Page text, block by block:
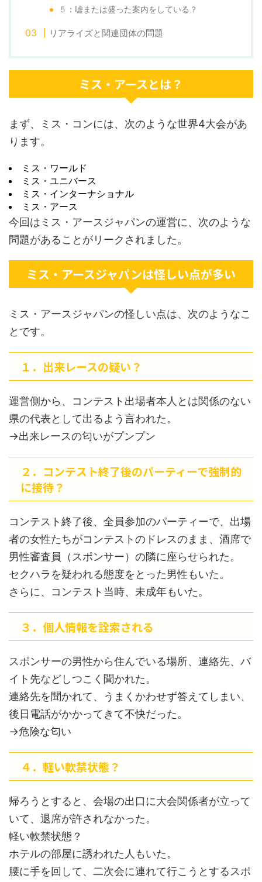
５：嘘または盛った案内をしている？
リアライズと関連団体の問題
ミス・アースとは？
まず、ミス・コンには、次のような世界4大会があ
ります。
ミス・ワールド
ミス・ユニバース
ミス・インターナショナル
ミス・アース
今回はミス・アースジャパンの運営に、次のような
問題があることがリークされました。
ミス・アースジャパンは怪しい点が多い
ミス・アースジャパンの怪しい点は、次のようなこ
とです。
１．出来レースの疑い？
運営側から、コンテスト出場者本人とは関係のない
県の代表として出るよう言われた。
→出来レースの匂いがプンプン
２．コンテスト終了後のパーティーで強制的
に接待？
コンテスト終了後、全員参加のパーティーで、出場
者の女性たちがコンテストのドレスのまま、酒席で
男性審査員（スポンサー）の隣に座らせられた。
セクハラを疑われる態度をとった男性もいた。
さらに、コンテスト当時、未成年もいた。
３．個人情報を詮索される
スポンサーの男性から住んでいる場所、連絡先、バ
イト先などしつこく聞かれた。
連絡先を聞かれて、うまくかわせず答えてしまい、
後日電話がかかってきて不快だった。
→危険な匂い
４．軽い軟禁状態？
帰ろうとすると、会場の出口に大会関係者が立って
いて、退席が許されなかった。
軽い軟禁状態？
ホテルの部屋に誘われた人もいた。
腰に手を回して、二次会に連れて行こうとするスポ